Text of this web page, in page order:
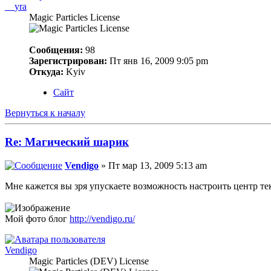
__yra
Magic Particles License
Сообщения: 98
Зарегистрирован: Пт янв 16, 2009 9:05 pm
Откуда: Kyiv
Сайт
Вернуться к началу
Re: Магический шарик
Vendigo » Пт мар 13, 2009 5:13 am
Мне кажется вы зря упускаете возможность настроить центр
Мой фото блог http://vendigo.ru/
Vendigo
Magic Particles (DEV) License